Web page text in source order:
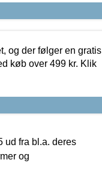
og der følger en gratis
køb over 499 kr. Klik
ud fra bl.a. deres
og